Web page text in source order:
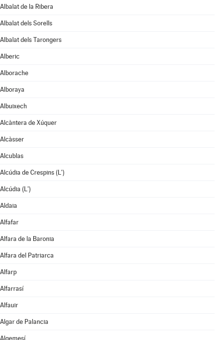
Albalat de la Ribera
Albalat dels Sorells
Albalat dels Tarongers
Alberic
Alborache
Alboraya
Albuixech
Alcàntera de Xúquer
Alcàsser
Alcublas
Alcúdia de Crespins (L')
Alcúdia (L')
Aldaia
Alfafar
Alfara de la Baronia
Alfara del Patriarca
Alfarp
Alfarrasí
Alfauir
Algar de Palancia
Algemesí